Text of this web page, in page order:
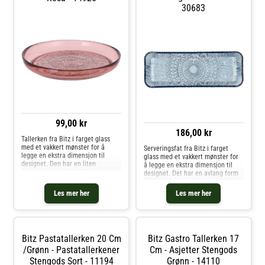
99,00 kr
Les mer her
Tallerken fra Bitz i farget glass
med et vakkert mønster for å
legge en ekstra dimensjon til
designet. Den har en liten
deler i serien og skap din
personlige look. For hvert salg
doneres en del av beløpet til
Laget av glass.- Fra serien
Kusintha.- Vakkert mønster i
bunnen.- Finnes i forskjellige
farger. Vedlikeholdsinstruksjoner
30683
186,00 kr
Les mer her
Serveringsfat fra Bitz i farget
glass med et vakkert mønster for
å legge en ekstra dimensjon til
designet. Det har en avlang form
perfekt til servering av snacks.
Kombiner med andre deler i
serien og skap din personlige look.
For hvert salg doneres en del av
serveringsfatet fra Bitz- Laget av
glass.- Fra serien Kusintha.-
Vakkert mønster i bunnen.- Finnes
Bitz Pastatallerken 20 Cm
/Grønn - Pastatallerkener
Stengods Sort - 11194
Bitz Gastro Tallerken 17
Cm - Asjetter Stengods
Grønn - 14110